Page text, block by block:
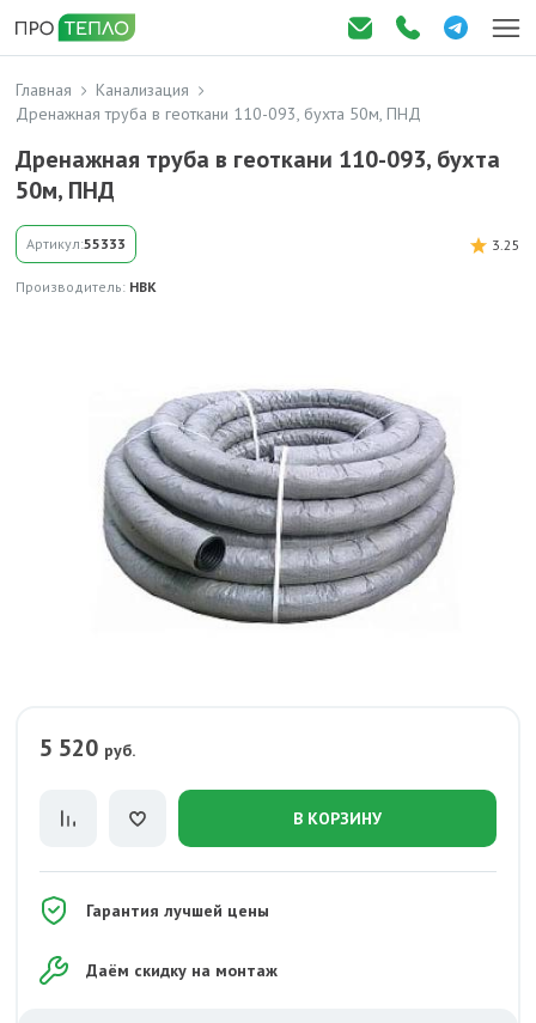
Главная
Канализация
Дренажная труба в геоткани 110-093, бухта 50м, ПНД
Дренажная труба в геоткани 110-093, бухта
50м, ПНД
Артикул:55333
Производитель: НВК
3.25
5 520 руб.
В КОРЗИНУ
Гарантия лучшей цены
Даём скидку на монтаж